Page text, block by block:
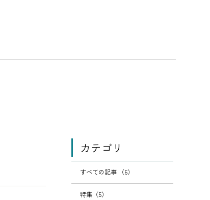
カテゴリ
すべての記事 （6）
特集（5）